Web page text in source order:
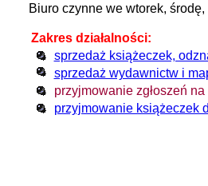
Biuro czynne we wtorek,
Zakres działalności:
sprzedaż książeczek,
sprzedaż wydawnictw i
przyjmowanie zgłoszeń na
przyjmowanie książeczek